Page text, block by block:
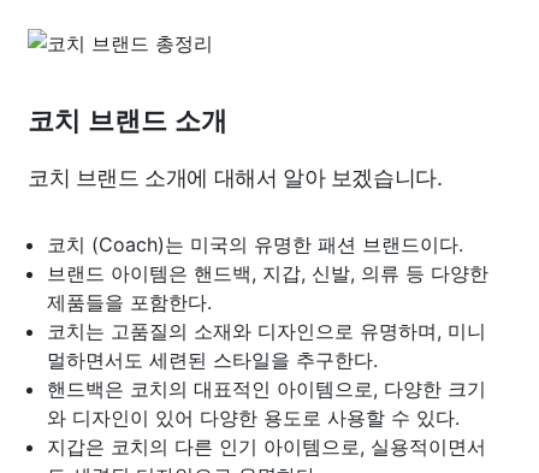
코치 브랜드 소개
코치 브랜드 소개에 대해서 알아 보겠습니다.
코치 (Coach)는 미국의 유명한 패션 브랜드이다.
브랜드 아이템은 핸드백, 지갑, 신발, 의류 등 다양한
제품들을 포함한다.
코치는 고품질의 소재와 디자인으로 유명하며, 미니
멀하면서도 세련된 스타일을 추구한다.
핸드백은 코치의 대표적인 아이템으로, 다양한 크기
와 디자인이 있어 다양한 용도로 사용할 수 있다.
지갑은 코치의 다른 인기 아이템으로, 실용적이면서